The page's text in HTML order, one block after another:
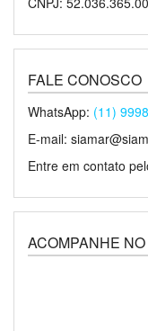
FALE CONOSCO
WhatsApp: (11)
E-mail:
Entre em contato
ACOMPANHE